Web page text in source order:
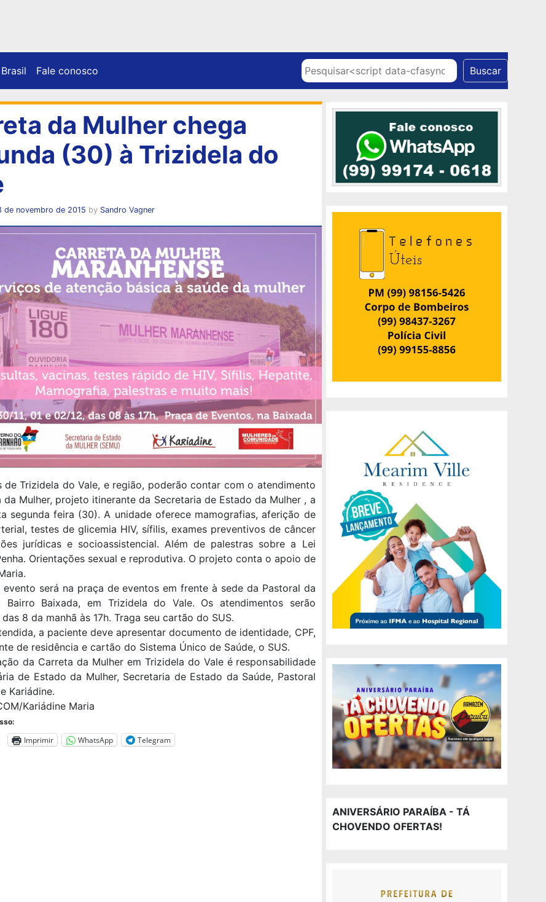
Brasil Fale conosco Pesquisar Buscar
da Mulher chega
(30) à Trizidela do
de novembro de 2015 by Sandro Vagner
de Trizidela do Vale, e região, poderão contar com o atendimento
da Mulher, projeto itinerante da Secretaria de Estado da Mulher , a
segunda feira (30). A unidade oferece mamografias, aferição de
testes de glicemia HIV, sífilis, exames preventivos de câncer
jurídicas e socioassistencial. Além de palestras sobre a Lei
Orientações sexual e reprodutiva. O projeto conta o apoio de
evento será na praça de eventos em frente à sede da Pastoral da
Bairro Baixada, em Trizidela do Vale. Os atendimentos serão
8 da manhã às 17h. Traga seu cartão do SUS.
a paciente deve apresentar documento de identidade, CPF,
de residência e cartão do Sistema Único de Saúde, o SUS.
da Carreta da Mulher em Trizidela do Vale é responsabilidade
de Estado da Mulher, Secretaria de Estado da Saúde, Pastoral
Kariádine.
Kariádine Maria
Imprimir WhatsApp Telegram
ANIVERSÁRIO PARAÍBA - TÁ
CHOVENDO OFERTAS!